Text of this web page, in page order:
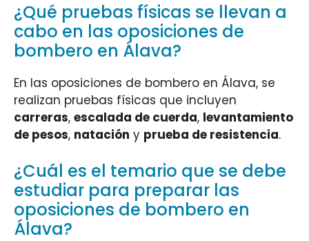
¿Qué pruebas físicas se llevan a
cabo en las oposiciones de
bombero en Álava?
En las oposiciones de bombero en Álava, se
realizan pruebas físicas que incluyen
carreras, escalada de cuerda, levantamiento
de pesos, natación y prueba de resistencia.
¿Cuál es el temario que se debe
estudiar para preparar las
oposiciones de bombero en
Álava?